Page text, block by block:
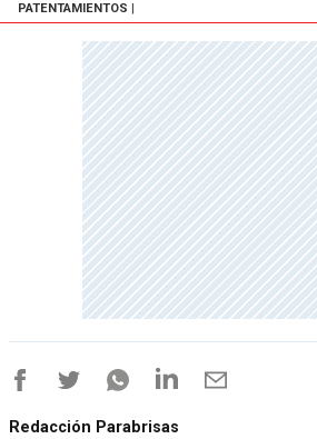
PATENTAMIENTOS
Redacción Parabrisas